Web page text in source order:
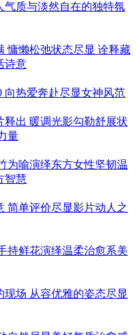
气质与淡然自在的独特氛
慵懒松弛状态尽显 诠释藏
诗意
向热爱奔赴尽显女神风范
出 暖调光影勾勒舒展状
量
为喻演绎东方女性坚韧温
智慧
简单评价尽显影片动人之
持鲜花演绎温柔治愈系美
场 从容优雅的姿态尽显